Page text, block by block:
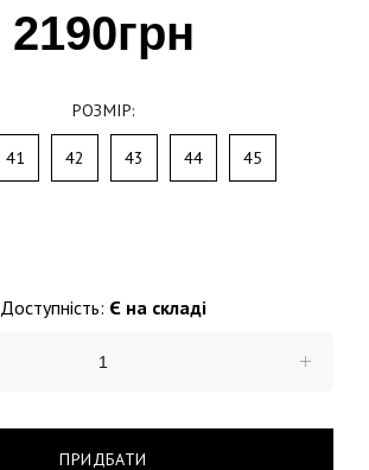
2190грн
РОЗМІР:
41 42 43 44 45
Доступність: Є на складі
ПРИДБАТИ